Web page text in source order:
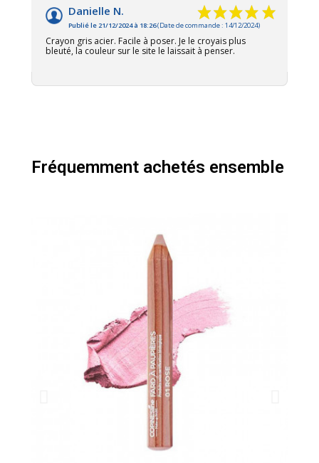
Danielle N.
Publié le 21/12/2024 à 18:26(Date de commande : 14/12/2024)
Crayon gris acier. Facile à poser. Je le croyais plus
bleuté, la couleur sur le site le laissait à penser.
Fréquemment achetés ensemble